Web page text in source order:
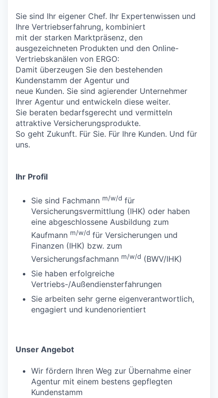
Sie sind Ihr eigener Chef. Ihr Expertenwissen und
Ihre Vertriebserfahrung, kombiniert
mit der starken Marktpräsenz, den
ausgezeichneten Produkten und den Online-
Vertriebskanälen von ERGO:
Damit überzeugen Sie den bestehenden
Kundenstamm der Agentur und
neue Kunden. Sie sind agierender Unternehmer
Ihrer Agentur und entwickeln diese weiter.
Sie beraten bedarfsgerecht und vermitteln
attraktive Versicherungsprodukte.
So geht Zukunft. Für Sie. Für Ihre Kunden. Und für
uns.
Ihr Profil
Sie sind Fachmann m/w/d für
Versicherungsvermittlung (IHK) oder haben
eine abgeschlossene Ausbildung zum
Kaufmann m/w/d für Versicherungen und
Finanzen (IHK) bzw. zum
Versicherungsfachmann m/w/d (BWV/IHK)
Sie haben erfolgreiche
Vertriebs-/Außendiensterfahrungen
Sie arbeiten sehr gerne eigenverantwortlich,
engagiert und kundenorientiert
Unser Angebot
Wir fördern Ihren Weg zur Übernahme einer
Agentur mit einem bestens gepflegten
Kundenstamm